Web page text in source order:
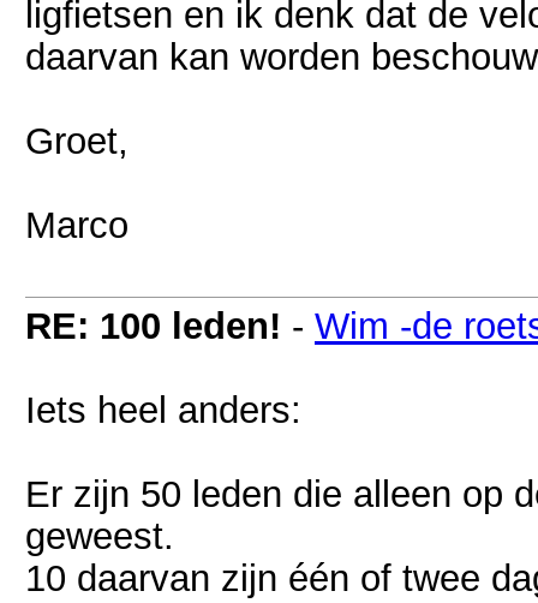
ligfietsen en ik denk dat de
daarvan kan worden
Groet,
Marco
RE: 100 leden! - Wim -de
Iets heel anders:
Er zijn 50 leden die alleen op
geweest.
10 daarvan zijn één of twee